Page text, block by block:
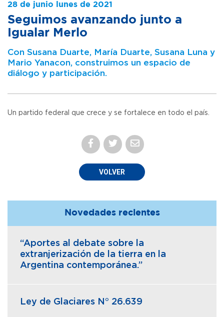
28 de junio lunes de 2021
Seguimos avanzando junto a
Igualar Merlo
Con Susana Duarte, María Duarte, Susana Luna y
Mario Yanacon, construimos un espacio de
diálogo y participación.
Un partido federal que crece y se fortalece en todo el país.
VOLVER
Novedades recientes
“Aportes al debate sobre la
extranjerización de la tierra en la
Argentina contemporánea.”
Ley de Glaciares N° 26.639